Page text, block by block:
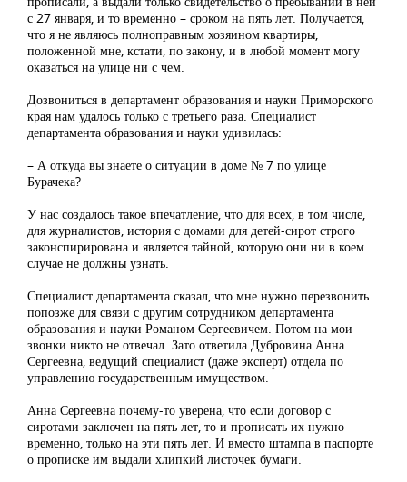
с 27 января, и то временно – сроком на пять лет. Получается,
что я не являюсь полноправным хозяином квартиры,
положенной мне, кстати, по закону, и в любой момент могу
оказаться на улице ни с чем.
Дозвониться в департамент образования и науки Приморского
края нам удалось только с третьего раза. Специалист
департамента образования и науки удивилась:
– А откуда вы знаете о ситуации в доме № 7 по улице
Бурачека?
У нас создалось такое впечатление, что для всех, в том числе,
для журналистов, история с домами для детей-сирот строго
законспирирована и является тайной, которую они ни в коем
случае не должны узнать.
Специалист департамента сказал, что мне нужно перезвонить
попозже для связи с другим сотрудником департамента
образования и науки Романом Сергеевичем. Потом на мои
звонки никто не отвечал. Зато ответила Дубровина Анна
Сергеевна, ведущий специалист (даже эксперт) отдела по
управлению государственным имуществом.
Анна Сергеевна почему-то уверена, что если договор с
сиротами заключен на пять лет, то и прописать их нужно
временно, только на эти пять лет. И вместо штампа в паспорте
о прописке им выдали хлипкий листочек бумаги.